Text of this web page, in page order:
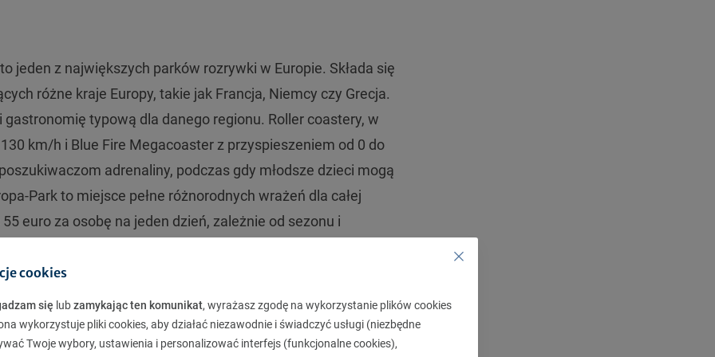
jeden z największych parków rozrywki w Europie. Składa się
różne kraje Europy, takie jak Francja, Niemcy czy Grecja.
typową dla danego regionu. Roller coastery, w
km/h i Blue Fire Megacoaster z przyspieszeniem od 0 do
adrenaliny, podczas gdy młodsze dzieci mogą
Park to miejsce pełne różnorodnych wrażeń dla całej
euro za osobę na jeden dzień, zależnie od sezonu i
cookies
się lubzamykając ten komunikat, wyrażasz zgodę na wykorzystanie plików cookies
wykorzystuje pliki cookies, aby działać niezawodnie i świadczyć usługi (niezbędne
Twoje wybory, ustawienia i personalizować interfejs (funkcjonalne cookies),